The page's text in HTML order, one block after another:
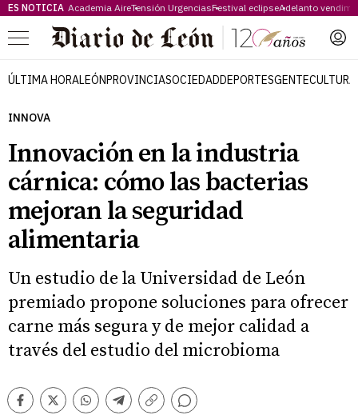
ES NOTICIA Academia AireTensión UrgenciasFestival eclipseAdelanto
Menú
ÚLTIMA HORALEÓNPROVINCIASOCIEDADDEPORTESGENTECULTURA
INNOVA
Innovación en la industria
cárnica: cómo las bacterias
mejoran la seguridad
alimentaria
Un estudio de la Universidad de León
premiado propone soluciones para ofrecer
carne más segura y de mejor calidad a
través del estudio del microbioma
Facebook
TwitterWhatsappTelegram
Copiar
Comentarios